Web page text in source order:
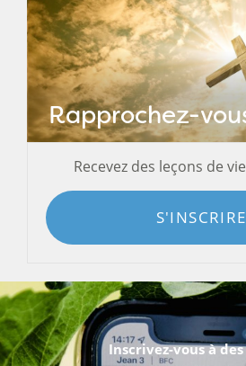
Rapprochez-
Recevez des leçons de
S'INSCRIRE
Inscrivez-vous à